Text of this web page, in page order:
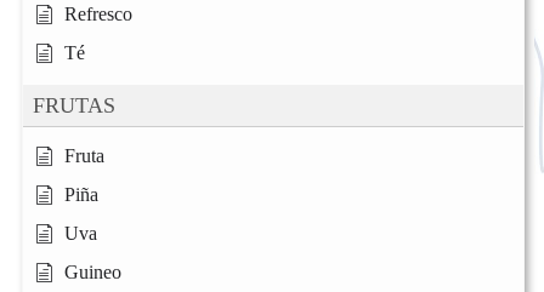
Refresco
Té
FRUTAS
Fruta
Piña
Uva
Guineo